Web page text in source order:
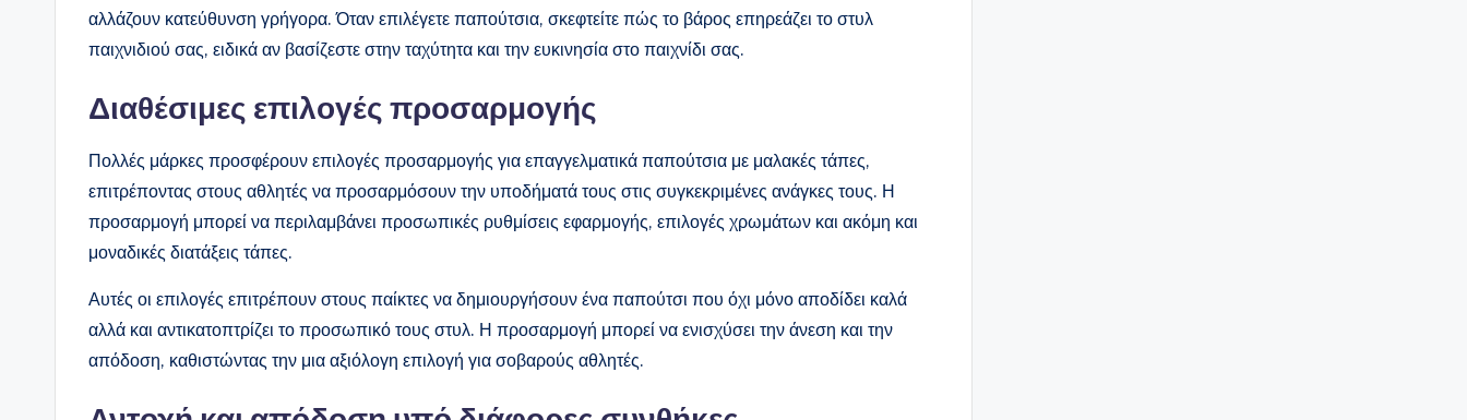
αλλάζουν κατεύθυνση γρήγορα. Όταν επιλέγετε παπούτσια, σκεφτείτε πώς το βάρος επηρεάζει το στυλ
παιχνιδιού σας, ειδικά αν βασίζεστε στην ταχύτητα και την ευκινησία στο παιχνίδι σας.
Διαθέσιμες επιλογές προσαρμογής
Πολλές μάρκες προσφέρουν επιλογές προσαρμογής για επαγγελματικά παπούτσια με μαλακές τάπες,
επιτρέποντας στους αθλητές να προσαρμόσουν την υποδήματά τους στις συγκεκριμένες ανάγκες τους. Η
προσαρμογή μπορεί να περιλαμβάνει προσωπικές ρυθμίσεις εφαρμογής, επιλογές χρωμάτων και ακόμη και
μοναδικές διατάξεις τάπες.
Αυτές οι επιλογές επιτρέπουν στους παίκτες να δημιουργήσουν ένα παπούτσι που όχι μόνο αποδίδει καλά
αλλά και αντικατοπτρίζει το προσωπικό τους στυλ. Η προσαρμογή μπορεί να ενισχύσει την άνεση και την
απόδοση, καθιστώντας την μια αξιόλογη επιλογή για σοβαρούς αθλητές.